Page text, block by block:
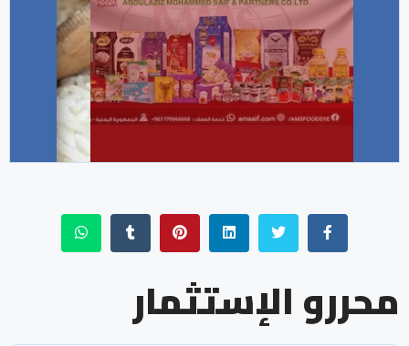
محررو الإستثمار